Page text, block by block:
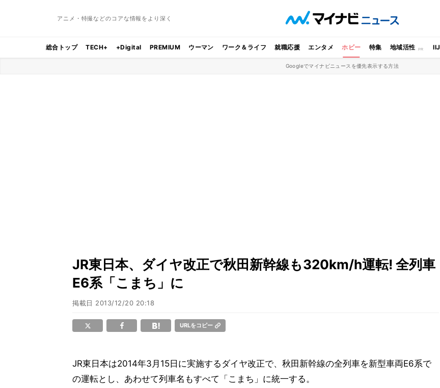
アニメ・特撮などのコアな情報をより深く
総合トップ TECH+ +Digital PREMIUM ウーマン ワーク＆ライフ 就職応援 エンタメ ホビー 特集 地域活性 IIJ
Googleでマイナビニュースを優先表示する方法
JR東日本、ダイヤ改正で秋田新幹線も320km/h運転! 全列車
E6系「こまち」に
掲載日 2013/12/20 20:18
URLをコピー
JR東日本は2014年3月15日に実施するダイヤ改正で、秋田新幹線の全列車を新型車両E6系で
の運転とし、あわせて列車名もすべて「こまち」に統一する。